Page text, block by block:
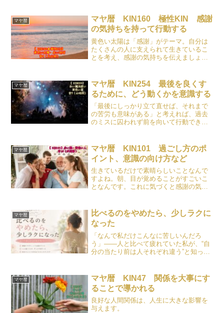
マヤ暦
マヤ暦 KIN160 極性KIN 感謝
の気持ちを持って行動する
黄色い太陽は「感謝」がテーマ。自分は
たくさんの人に支えられて生きているこ
とを考え、感謝の気持ちを伝えましょ
マヤ暦
マヤ暦 KIN254 最後を良くす
るために、どう動くかを意識する
「最後にしっかり立て直せば、それまで
の苦労も意味がある」と考えれば、過去
のミスに囚われず前を向いて行動できま
マヤ暦
マヤ暦 KIN101 過ごし方のポ
イント、意識の向け方など
生きているだけで素晴らしいことなんで
すよね。朝、目が覚めることがすごいこ
となんです。これに気づくと感謝の気持
う。
マヤ暦
比べるのをやめたら、少しラクに
なった
「なんで私だけこんなに苦しいんだろ
う」――人と比べて疲れていた私が、“自
分の当たり前は人それぞれ違う”と知った
マヤ暦
マヤ暦 KIN47 関係を大事にす
ることで導かれる
良好な人間関係は、人生に大きな影響を
与えます。